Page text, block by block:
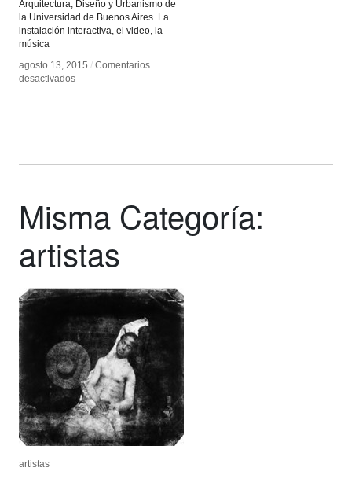
Arquitectura, Diseño y Urbanismo de
la Universidad de Buenos Aires. La
instalación interactiva, el video, la
música
agosto 13, 2015 / Comentarios
desactivadosen
agosto 13, 2015 / Comentarios
desactivadosen
Misma Categoría:
artistas
artistas
artistas